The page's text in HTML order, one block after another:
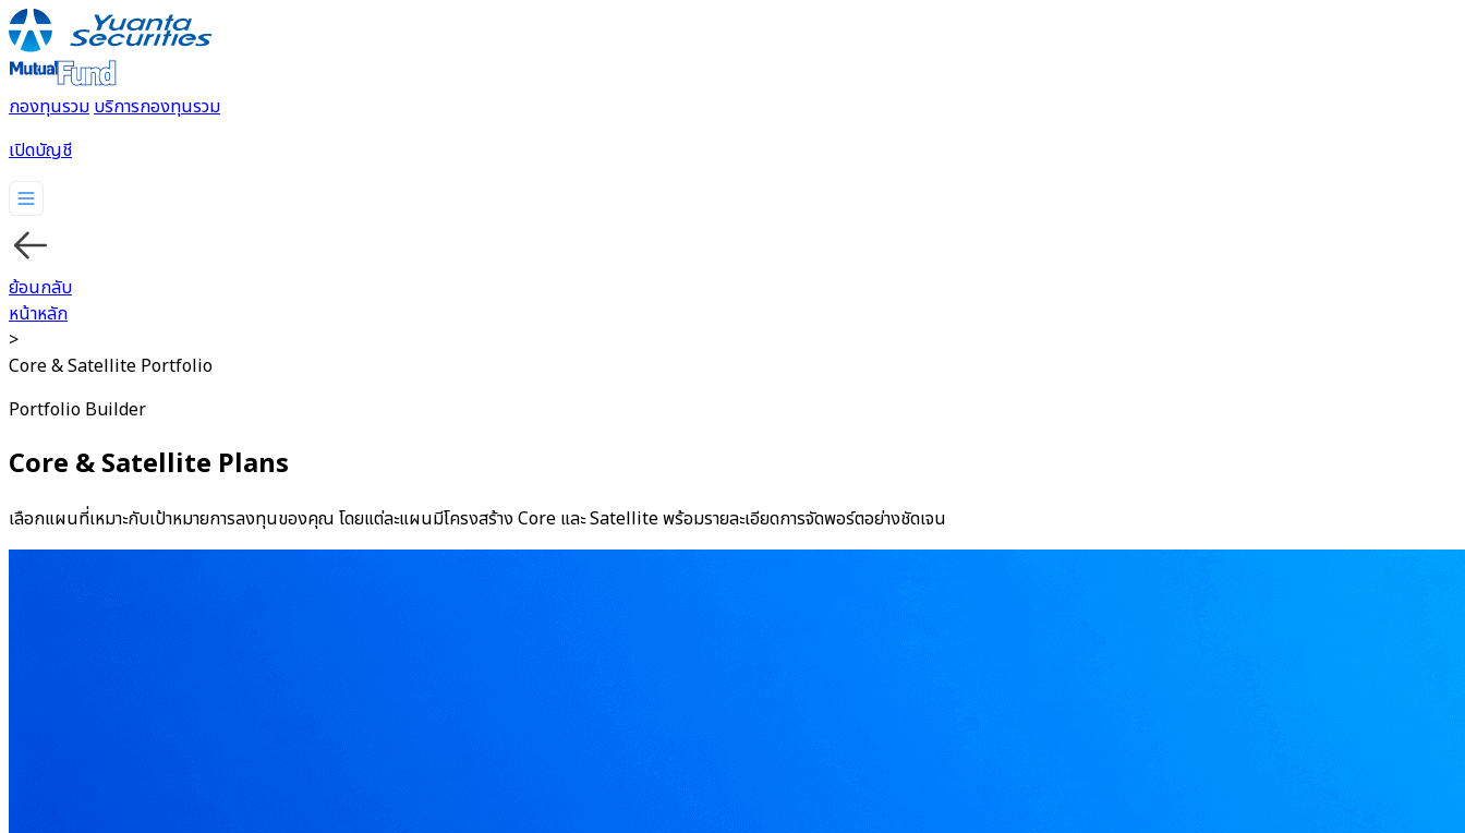
กองทุนรวมบริการกองทุนรวม
เปิดบัญชี
กองทุนรวม
ย้อนกลับ
หน้าหลัก
>
Core & Satellite Portfolio
Portfolio Builder
Core & Satellite Plans
เลือกแผนที่เหมาะกับเป้าหมายการลงทุนของคุณ โดยแต่ละแผนมีโครงสร้าง Core และ Satellite พร้อมรายละเอียดการจัดพอร์ตอย่างชัดเจน